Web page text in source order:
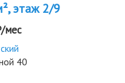
этаж 2/9
мес
40